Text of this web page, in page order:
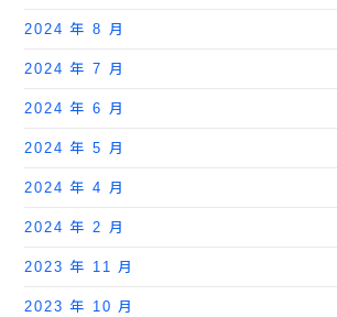
2024 年 8 月
2024 年 7 月
2024 年 6 月
2024 年 5 月
2024 年 4 月
2024 年 2 月
2023 年 11 月
2023 年 10 月